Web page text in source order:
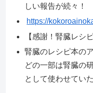
しい報告が続々！
https://
【感謝！腎臓レシ
腎臓のレシピ本の
どの一部は腎臓の
として使わせてい